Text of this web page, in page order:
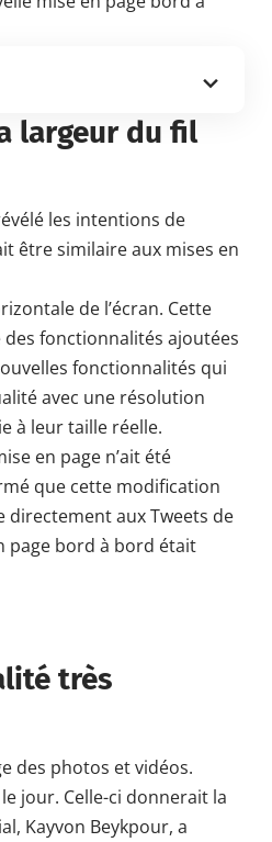
largeur du fil
les intentions de
être similaire aux mises en
de l’écran. Cette
des fonctionnalités ajoutées
fonctionnalités qui
avec une résolution
à leur taille réelle.
en page n’ait été
que cette modification
directement aux Tweets de
page bord à bord était
très
des photos et vidéos.
jour. Celle-ci donnerait la
Kayvon Beykpour, a